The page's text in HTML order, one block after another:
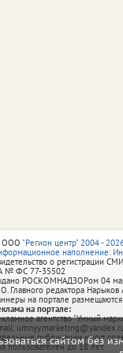
сайтом без
"Регион центр" 2004 -
наполнение:
о регистрации
№ ФС 77‑35502
РОСКОМНАДЗОРом 04
Главного редактора Нарыков
на портале размещаются
на портале:
агентство "Умный
публикации могут
пользователей до 18 лет.